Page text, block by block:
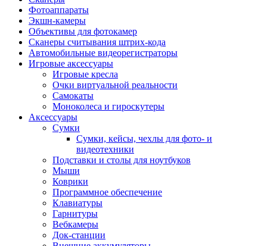
Фотоаппараты
Экшн-камеры
Объективы для фотокамер
Сканеры считывания штрих-кода
Автомобильные видеорегистраторы
Игровые аксессуары
Игровые кресла
Очки виртуальной реальности
Самокаты
Моноколеса и гироскутеры
Аксессуары
Сумки
Сумки, кейсы, чехлы для фото- и
видеотехники
Подставки и столы для ноутбуков
Мыши
Коврики
Программное обеспечение
Клавиатуры
Гарнитуры
Вебкамеры
Док-станции